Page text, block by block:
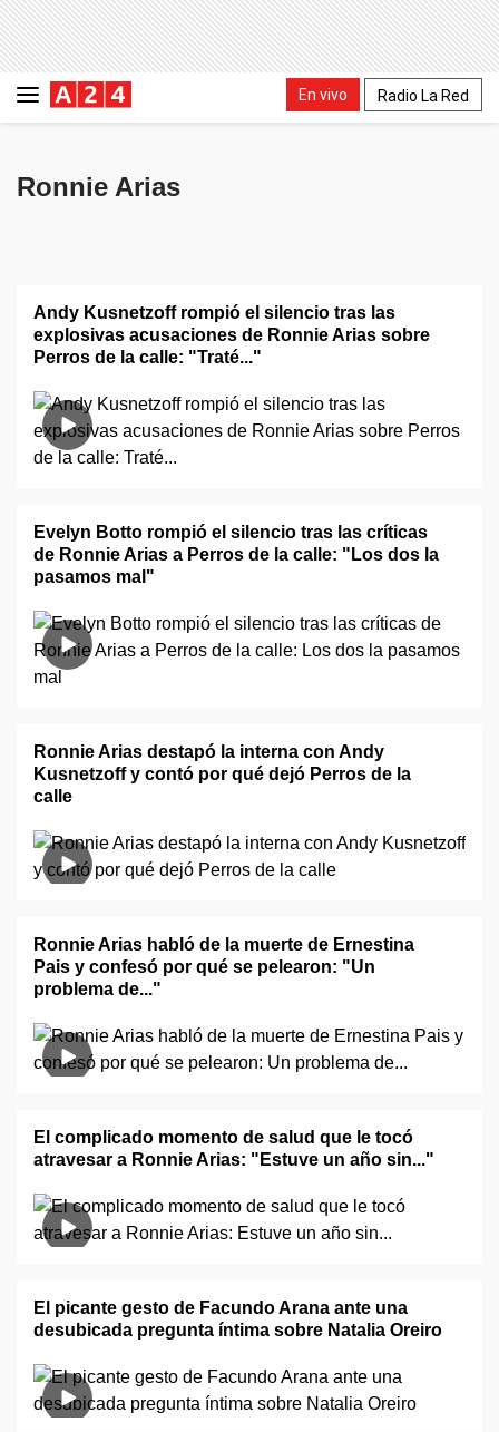
En vivo Radio La Red
Ronnie Arias
Andy Kusnetzoff rompió el silencio tras las
explosivas acusaciones de Ronnie Arias sobre
Perros de la calle: "Traté..."
Evelyn Botto rompió el silencio tras las críticas
de Ronnie Arias a Perros de la calle: "Los dos la
pasamos mal"
Ronnie Arias destapó la interna con Andy
Kusnetzoff y contó por qué dejó Perros de la
calle
Ronnie Arias habló de la muerte de Ernestina
Pais y confesó por qué se pelearon: "Un
problema de..."
El complicado momento de salud que le tocó
atravesar a Ronnie Arias: "Estuve un año sin..."
El picante gesto de Facundo Arana ante una
desubicada pregunta íntima sobre Natalia Oreiro